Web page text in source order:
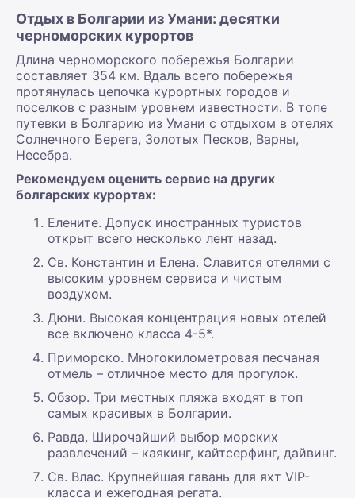
Отдых в Болгарии из Умани: десятки
черноморских курортов
Длина черноморского побережья Болгарии
составляет 354 км. Вдаль всего побережья
протянулась цепочка курортных городов и
поселков с разным уровнем известности. В топе
путевки в Болгарию из Умани с отдыхом в отелях
Солнечного Берега, Золотых Песков, Варны,
Несебра.
Рекомендуем оценить сервис на других
болгарских курортах:
Елените. Допуск иностранных туристов
открыт всего несколько лент назад.
Св. Константин и Елена. Славится отелями с
высоким уровнем сервиса и чистым
воздухом.
Дюни. Высокая концентрация новых отелей
все включено класса 4-5*.
Приморско. Многокилометровая песчаная
отмель – отличное место для прогулок.
Обзор. Три местных пляжа входят в топ
самых красивых в Болгарии.
Равда. Широчайший выбор морских
развлечений – каякинг, кайтсерфинг, дайвинг.
Св. Влас. Крупнейшая гавань для яхт VIP-
класса и ежегодная регата.